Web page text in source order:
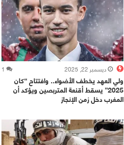
ديسمبر 22, 2025 1
ولي العهد يخطف الأضواء.. وافتتاح “كان
2025” يسقط أقنعة المتربصين ويؤكد أن
المغرب دخل زمن الإنجاز